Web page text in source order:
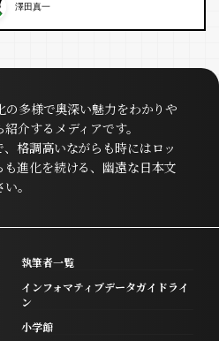
澤田真一
の多様で奥深い魅力をわかりや
介するメディアです。
格調高いながらも時にはロッ
進化を続ける、幽遠な日本文
。
執筆者一覧
インフォマティブデータガイドライ
ン
小学館